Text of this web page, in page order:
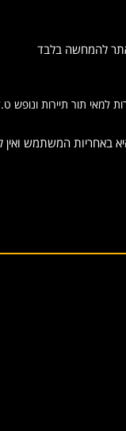
להמחשה בלבד
למאי תור תיירות ונופש
באחריות המשתמש ואין